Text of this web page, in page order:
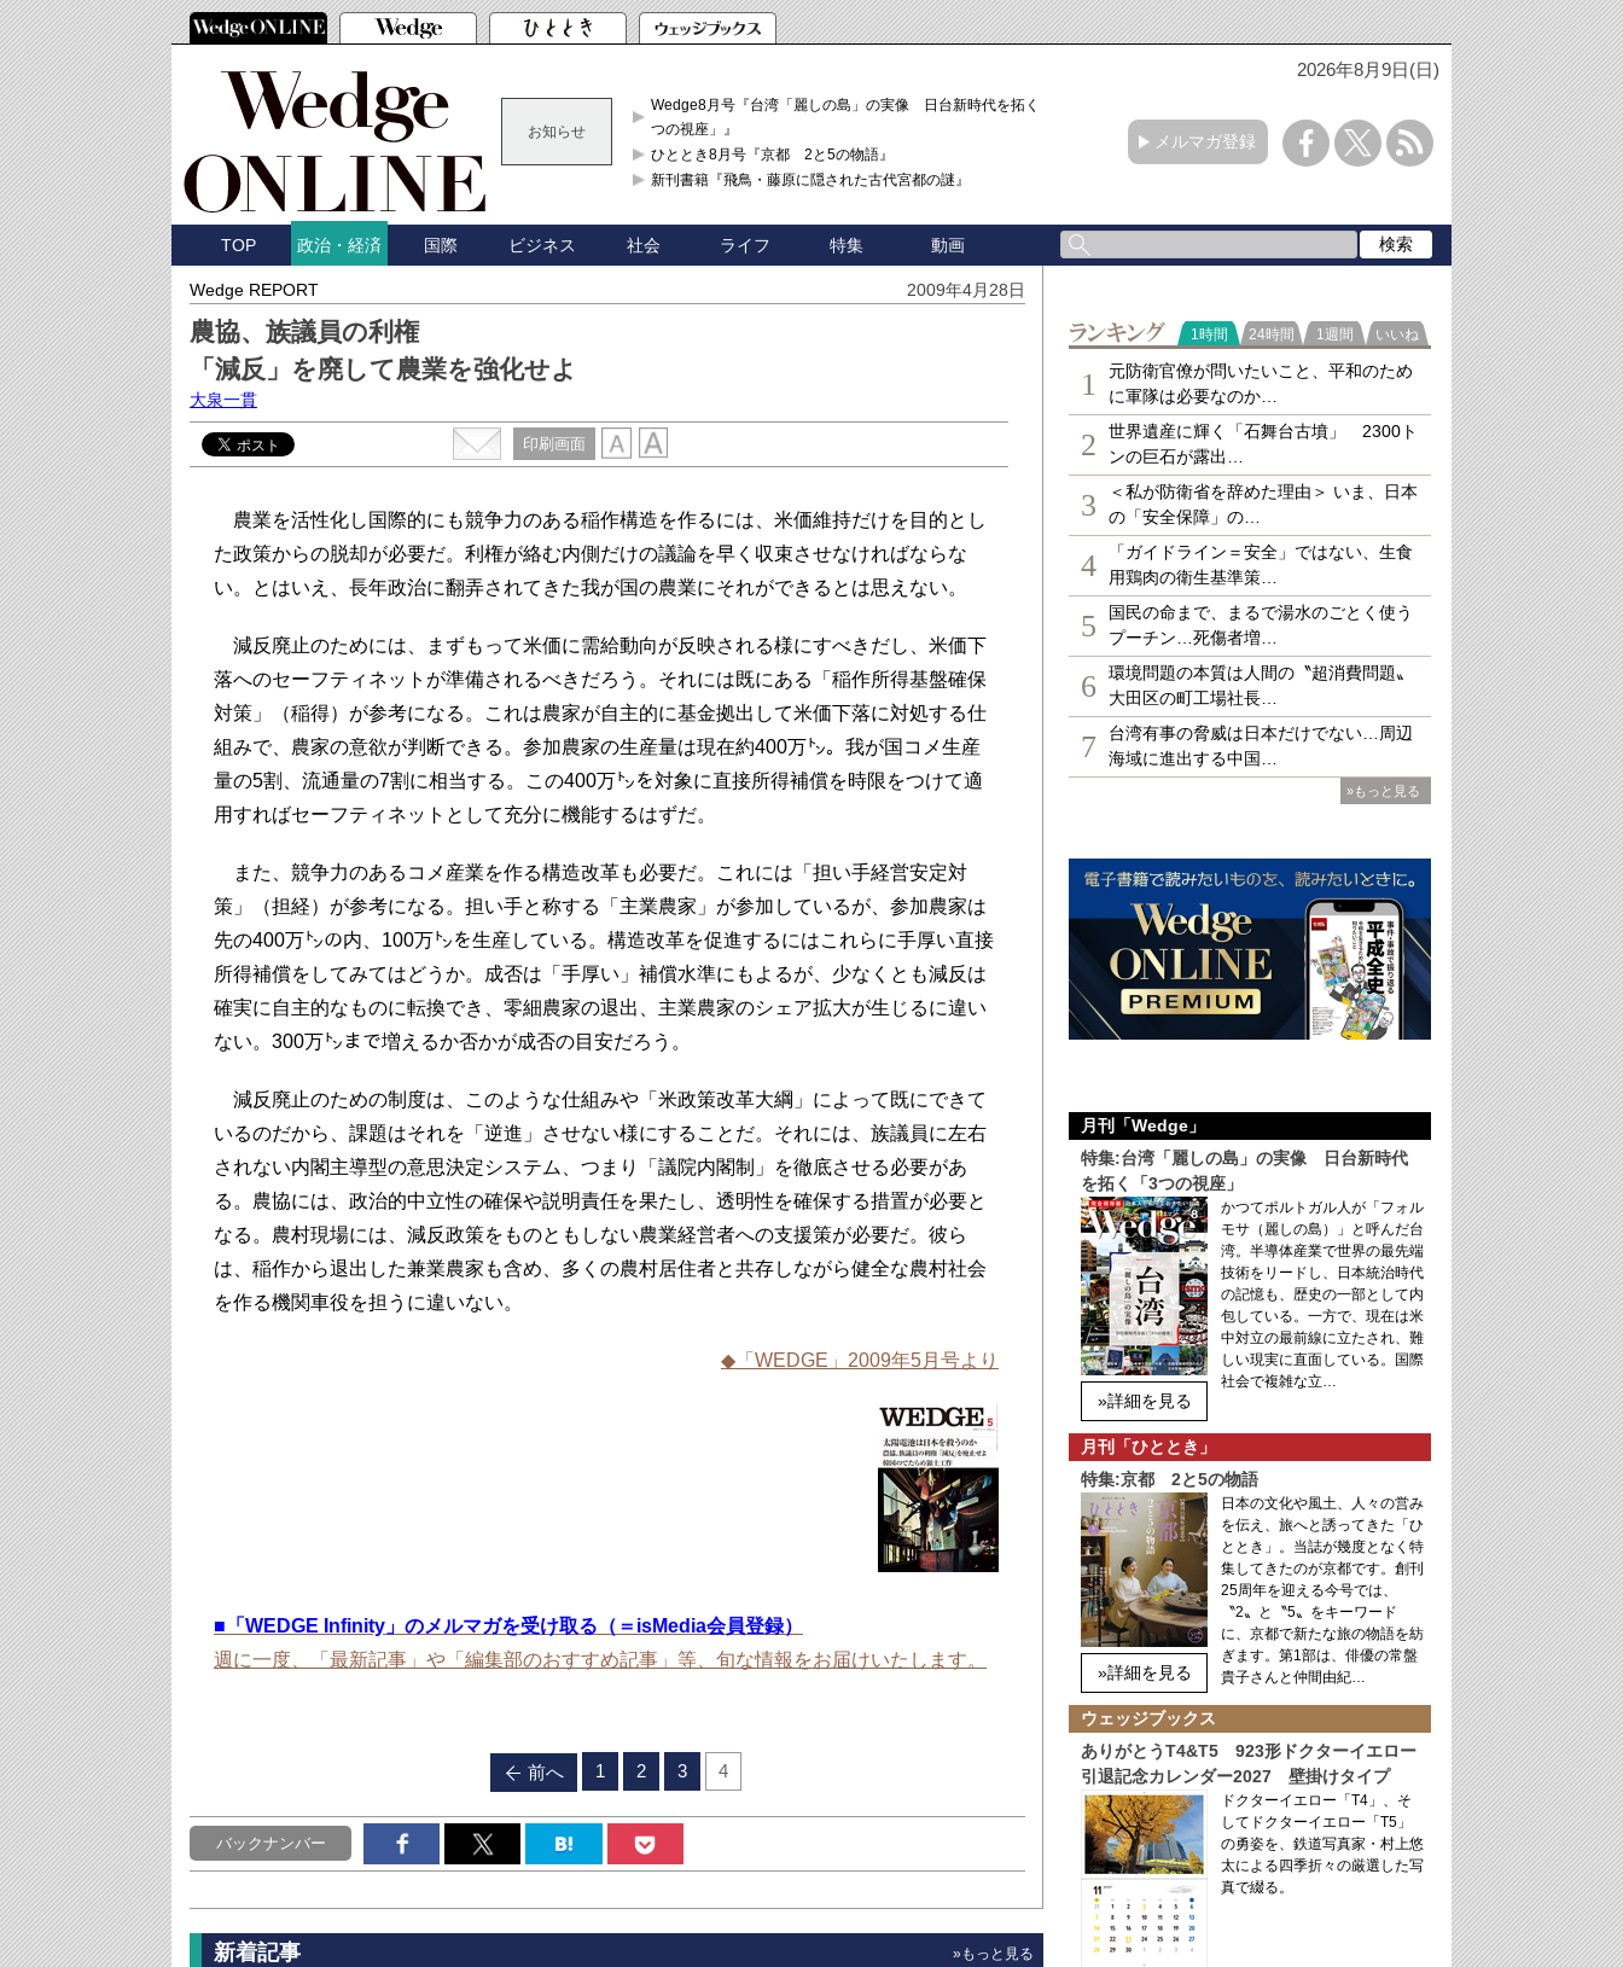
2026年8月9日(日)
お知らせ
Wedge8月号『台湾「麗しの島」の実像 日台新時代を拓く「3
つの視座」』
ひととき8月号『京都 2と5の物語』
新刊書籍『飛鳥・藤原に隠された古代宮都の謎』
メルマガ登録
TOP 政治・経済 国際 ビジネス 社会 ライフ 特集 動画
Wedge REPORT 2009年4月28日
農協、族議員の利権
「減反」を廃して農業を強化せよ
大泉一貫
印刷画面
農業を活性化し国際的にも競争力のある稲作構造を作るには、米価維持だけを目的とし
た政策からの脱却が必要だ。利権が絡む内側だけの議論を早く収束させなければならな
い。とはいえ、長年政治に翻弄されてきた我が国の農業にそれができるとは思えない。
減反廃止のためには、まずもって米価に需給動向が反映される様にすべきだし、米価下
落へのセーフティネットが準備されるべきだろう。それには既にある「稲作所得基盤確保
対策」（稲得）が参考になる。これは農家が自主的に基金拠出して米価下落に対処する仕
組みで、農家の意欲が判断できる。参加農家の生産量は現在約400万㌧。我が国コメ生産
量の5割、流通量の7割に相当する。この400万㌧を対象に直接所得補償を時限をつけて適
用すればセーフティネットとして充分に機能するはずだ。
また、競争力のあるコメ産業を作る構造改革も必要だ。これには「担い手経営安定対
策」（担経）が参考になる。担い手と称する「主業農家」が参加しているが、参加農家は
先の400万㌧の内、100万㌧を生産している。構造改革を促進するにはこれらに手厚い直接
所得補償をしてみてはどうか。成否は「手厚い」補償水準にもよるが、少なくとも減反は
確実に自主的なものに転換でき、零細農家の退出、主業農家のシェア拡大が生じるに違い
ない。300万㌧まで増えるか否かが成否の目安だろう。
減反廃止のための制度は、このような仕組みや「米政策改革大綱」によって既にできて
いるのだから、課題はそれを「逆進」させない様にすることだ。それには、族議員に左右
されない内閣主導型の意思決定システム、つまり「議院内閣制」を徹底させる必要があ
る。農協には、政治的中立性の確保や説明責任を果たし、透明性を確保する措置が必要と
なる。農村現場には、減反政策をものともしない農業経営者への支援策が必要だ。彼ら
は、稲作から退出した兼業農家も含め、多くの農村居住者と共存しながら健全な農村社会
を作る機関車役を担うに違いない。
◆「WEDGE」2009年5月号より
■ 「WEDGE Infinity」のメルマガを受け取る（＝isMedia会員登録）
週に一度、「最新記事」や「編集部のおすすめ記事」等、旬な情報をお届けいたします。
前へ 1 2 3 4
バックナンバー
新着記事 »もっと見る
ランキング
1時間 24時間 1週間 いいね
1
元防衛官僚が問いたいこと、平和のため
に軍隊は必要なのか…
2
世界遺産に輝く「石舞台古墳」 2300ト
ンの巨石が露出…
3
＜私が防衛省を辞めた理由＞ いま、日本
の「安全保障」の…
4
「ガイドライン＝安全」ではない、生食
用鶏肉の衛生基準策…
5
国民の命まで、まるで湯水のごとく使う
プーチン…死傷者増…
6
環境問題の本質は人間の〝超消費問題〟
大田区の町工場社長…
7
台湾有事の脅威は日本だけでない…周辺
海域に進出する中国…
»もっと見る
月刊「Wedge」
特集:台湾「麗しの島」の実像 日台新時代
を拓く「3つの視座」
»詳細を見る
かつてポルトガル人が「フォル
モサ（麗しの島）」と呼んだ台
湾。半導体産業で世界の最先端
技術をリードし、日本統治時代
の記憶も、歴史の一部として内
包している。一方で、現在は米
中対立の最前線に立たされ、難
しい現実に直面している。国際
社会で複雑な立…
月刊「ひととき」
特集:京都 2と5の物語
»詳細を見る
日本の文化や風土、人々の営み
を伝え、旅へと誘ってきた「ひ
ととき」。当誌が幾度となく特
集してきたのが京都です。創刊
25周年を迎える今号では、
〝2〟と〝5〟をキーワード
に、京都で新たな旅の物語を紡
ぎます。第1部は、俳優の常盤
貴子さんと仲間由紀…
ウェッジブックス
ありがとうT4&T5 923形ドクターイエロー
引退記念カレンダー2027 壁掛けタイプ
ドクターイエロー「T4」、そ
してドクターイエロー「T5」
の勇姿を、鉄道写真家・村上悠
太による四季折々の厳選した写
真で綴る。